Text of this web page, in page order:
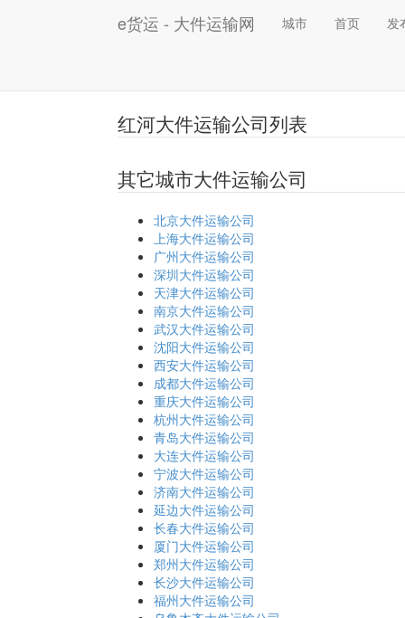
e货运 - 大件运输网 城市 首页 发
红河大件运输公司列表
其它城市大件运输公司
北京大件运输公司
上海大件运输公司
广州大件运输公司
深圳大件运输公司
天津大件运输公司
南京大件运输公司
武汉大件运输公司
沈阳大件运输公司
西安大件运输公司
成都大件运输公司
重庆大件运输公司
杭州大件运输公司
青岛大件运输公司
大连大件运输公司
宁波大件运输公司
济南大件运输公司
延边大件运输公司
长春大件运输公司
厦门大件运输公司
郑州大件运输公司
长沙大件运输公司
福州大件运输公司